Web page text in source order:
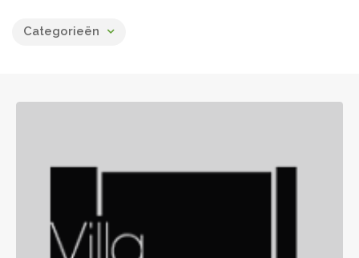
Categorieën